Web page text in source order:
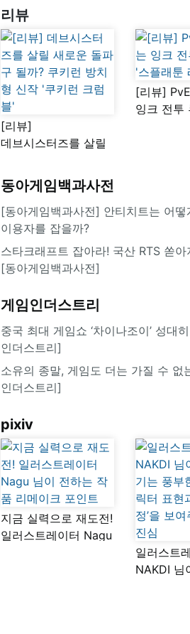
자연스럽게 세상이
넓어지는 재미를
추구했다”
리뷰
[리뷰]
데브시스터즈를 살릴
쿠키런 방치형 신작
'쿠키런 크럼블'
[리뷰]
잉크 전투
동아게임백과사전
[동아게임백과사전] 안티치트는 어떻
이용자를 잡을까?
스타크래프트 잡아라! 국산 RTS 쏟아
[동아게임백과사전]
게임인더스트리
중국 최대 게임쇼 ‘차이나조이’ 성대
인더스트리]
소유의 종말, 게임도 더는 가질 수 없
인더스트리]
pixiv
지금 실력으로 재도전!
일러스트레이터 Nagu
일러스트
NAKDI 님